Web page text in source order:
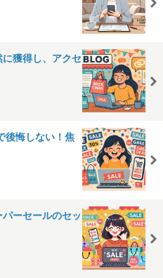
獲得し、アクセ
後悔しない！焦
パーセールのセッ